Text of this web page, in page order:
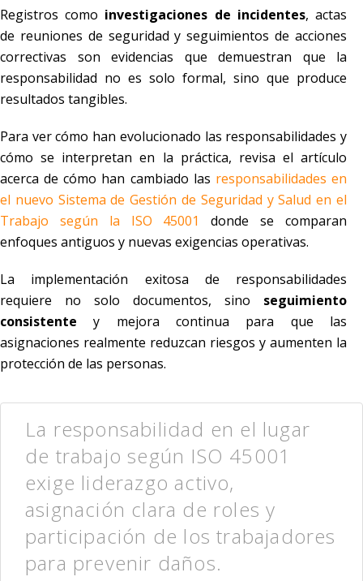
Registros como investigaciones de incidentes, actas
de reuniones de seguridad y seguimientos de acciones
correctivas son evidencias que demuestran que la
responsabilidad no es solo formal, sino que produce
resultados tangibles.
Para ver cómo han evolucionado las responsabilidades y
cómo se interpretan en la práctica, revisa el artículo
acerca de cómo han cambiado las responsabilidades en
el nuevo Sistema de Gestión de Seguridad y Salud en el
Trabajo según la ISO 45001
donde se comparan
enfoques antiguos y nuevas exigencias operativas.
La implementación exitosa de responsabilidades
requiere no solo documentos, sino seguimiento
consistente y mejora continua para que las
asignaciones realmente reduzcan riesgos y aumenten la
protección de las personas.
La responsabilidad en el lugar
de trabajo según ISO 45001
exige liderazgo activo,
asignación clara de roles y
participación de los trabajadores
para prevenir daños.